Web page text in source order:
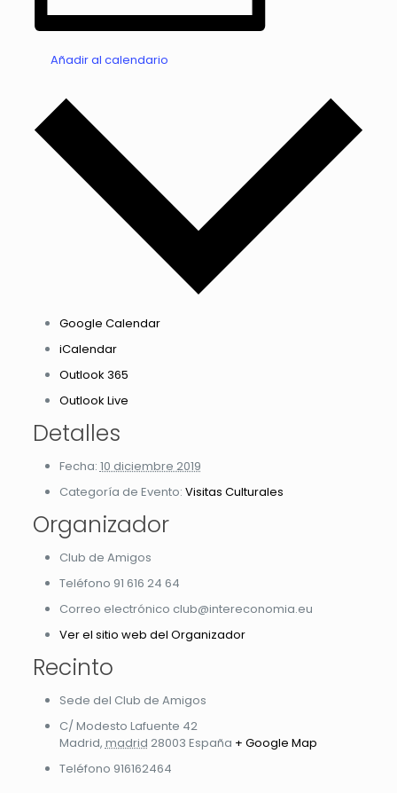
Añadir al calendario
Google Calendar
iCalendar
Outlook 365
Outlook Live
Detalles
Fecha: 10 diciembre 2019
Categoría de Evento: Visitas Culturales
Organizador
Club de Amigos
Teléfono 91 616 24 64
Correo electrónico club@intereconomia.eu
Ver el sitio web del Organizador
Recinto
Sede del Club de Amigos
C/ Modesto Lafuente 42
Madrid, madrid 28003 España + Google Map
Teléfono 916162464